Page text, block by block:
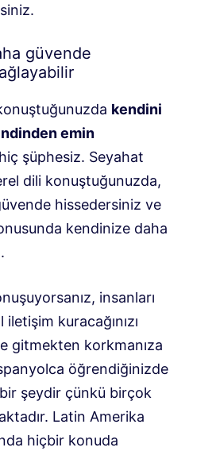
güvende
kendini
emin
şüphesiz. Seyahat
dili konuştuğunuzda,
hissedersiniz ve
kendinize daha
insanları
kuracağınızı
gitmekten korkmanıza
öğrendiğinizde
şeydir çünkü birçok
Latin Amerika
hiçbir konuda